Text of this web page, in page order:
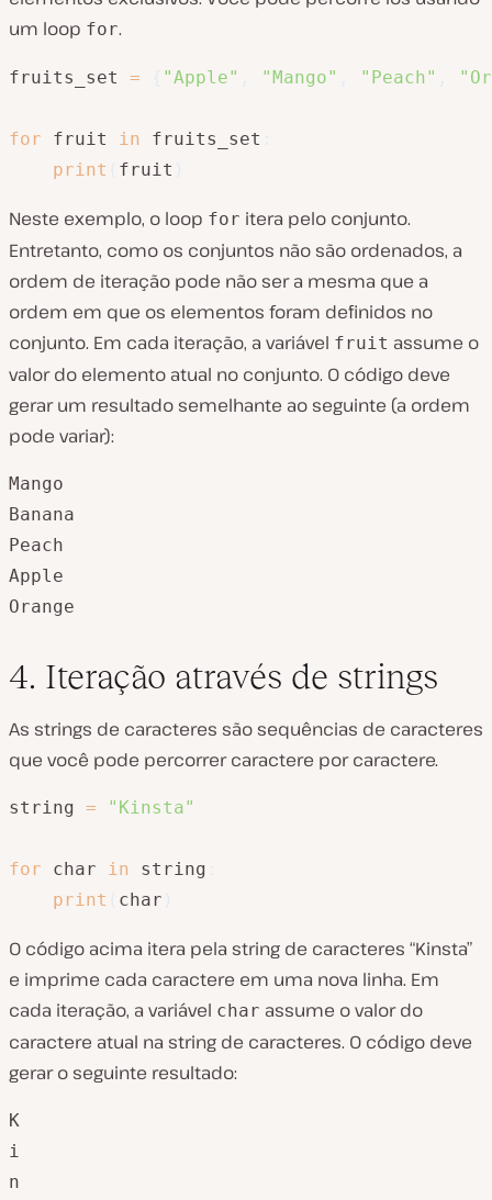
um loop for.
fruits_set = "Apple" "Mango" "Peach"
for fruit in fruits_set
print
fruit
Neste exemplo, o loop for itera pelo conjunto.
Entretanto, como os conjuntos não são ordenados, a
ordem de iteração pode não ser a mesma que a
ordem em que os elementos foram definidos no
conjunto. Em cada iteração, a variável fruit assume o
valor do elemento atual no conjunto. O código deve
gerar um resultado semelhante ao seguinte (a ordem
pode variar):
Mango
Banana
Peach
Apple
Orange
4. Iteração através de strings
As strings de caracteres são sequências de caracteres
que você pode percorrer caractere por caractere.
string = "Kinsta"
for char in string
print
char
O código acima itera pela string de caracteres “Kinsta”
e imprime cada caractere em uma nova linha. Em
cada iteração, a variável char assume o valor do
caractere atual na string de caracteres. O código deve
gerar o seguinte resultado:
K
i
n